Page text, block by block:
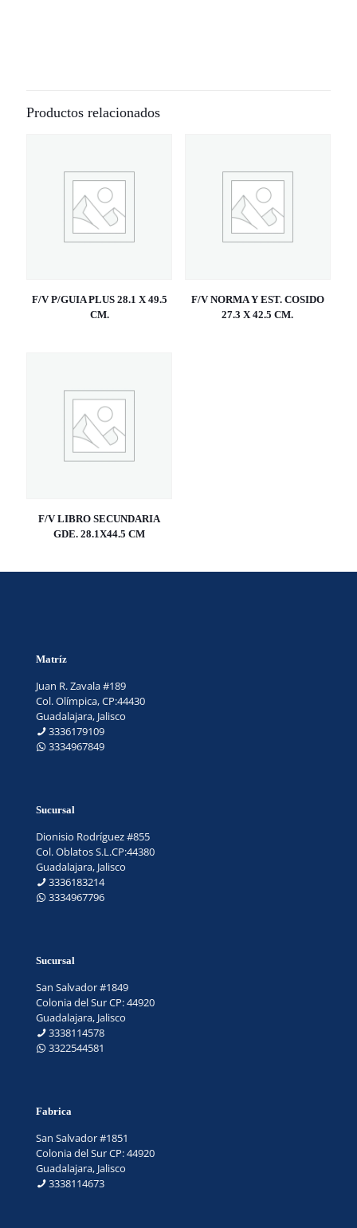
Productos relacionados
F/V P/GUIA PLUS 28.1 X 49.5
CM.
F/V NORMA Y EST. COSIDO
27.3 X 42.5 CM.
F/V LIBRO SECUNDARIA
GDE. 28.1X44.5 CM
Matríz
Juan R. Zavala #189
Col. Olímpica, CP:44430
Guadalajara, Jalisco
3336179109
3334967849
Sucursal
Dionisio Rodríguez #855
Col. Oblatos S.L.CP:44380
Guadalajara, Jalisco
3336183214
3334967796
Sucursal
San Salvador #1849
Colonia del Sur CP: 44920
Guadalajara, Jalisco
3338114578
3322544581
Fabrica
San Salvador #1851
Colonia del Sur CP: 44920
Guadalajara, Jalisco
3338114673